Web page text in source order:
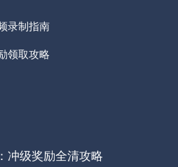
录制指南
领取攻略
冲级奖励全清攻略